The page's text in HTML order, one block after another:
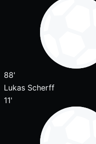
88'
Lukas Scherff
11'